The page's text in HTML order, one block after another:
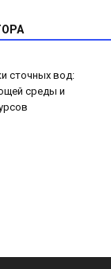
сточных вод:
среды и